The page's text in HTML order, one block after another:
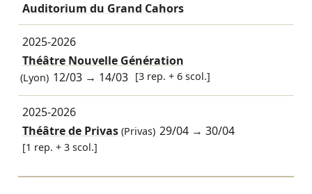
Auditorium du Grand Cahors
2025-2026
Théâtre Nouvelle Génération
(Lyon) 12/03 → 14/03 [3 rep. + 6 scol.]
2025-2026
Théâtre de Privas(Privas) 29/04 →30/04
[1 rep. + 3 scol.]